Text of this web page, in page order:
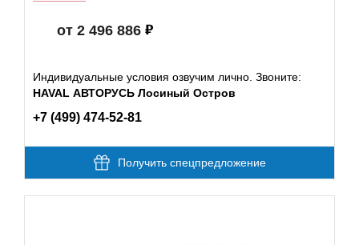
от 2 496 886
Индивидуальные условия озвучим лично. Звоните:
HAVAL АВТОРУСЬ Лосиный Остров
+7 (499) 474-52-81
Получить спецпредложение